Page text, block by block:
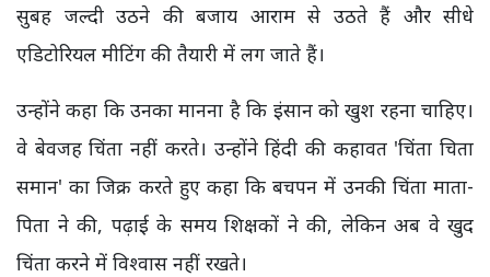
सुबह जल्दी उठने की बजाय आराम से उठते हैं और सीधे
एडिटोरियल मीटिंग की तैयारी में लग जाते हैं।
उन्होंने कहा कि उनका मानना है कि इंसान को खुश रहना चाहिए।
वे बेवजह चिंता नहीं करते। उन्होंने हिंदी की कहावत 'चिंता चिता
समान' का जिक्र करते हुए कहा कि बचपन में उनकी चिंता माता-
पिता ने की, पढ़ाई के समय शिक्षकों ने की, लेकिन अब वे खुद
चिंता करने में विश्वास नहीं रखते।